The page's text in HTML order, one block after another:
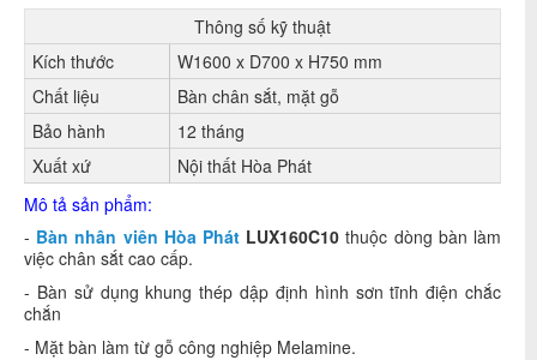
Thông số kỹ thuật
Kích thước
W1600 x D700 x H750 mm
Chất liệu
Bàn chân sắt, mặt gỗ
Bảo hành
12 tháng
Xuất xứ
Nội thất Hòa Phát
Mô tả sản phẩm:
- Bàn nhân viên Hòa Phát LUX160C10 thuộc dòng bàn làm
việc chân sắt cao cấp.
- Bàn sử dụng khung thép dập định hình sơn tĩnh điện chắc
chắn
- Mặt bàn làm từ gỗ công nghiệp Melamine.